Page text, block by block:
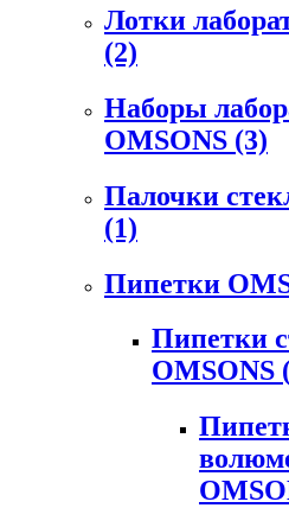
Лотки
(2)
Наборы
OMSONS (3)
Палочки
(1)
Пипетки
Пипетки
OMSONS